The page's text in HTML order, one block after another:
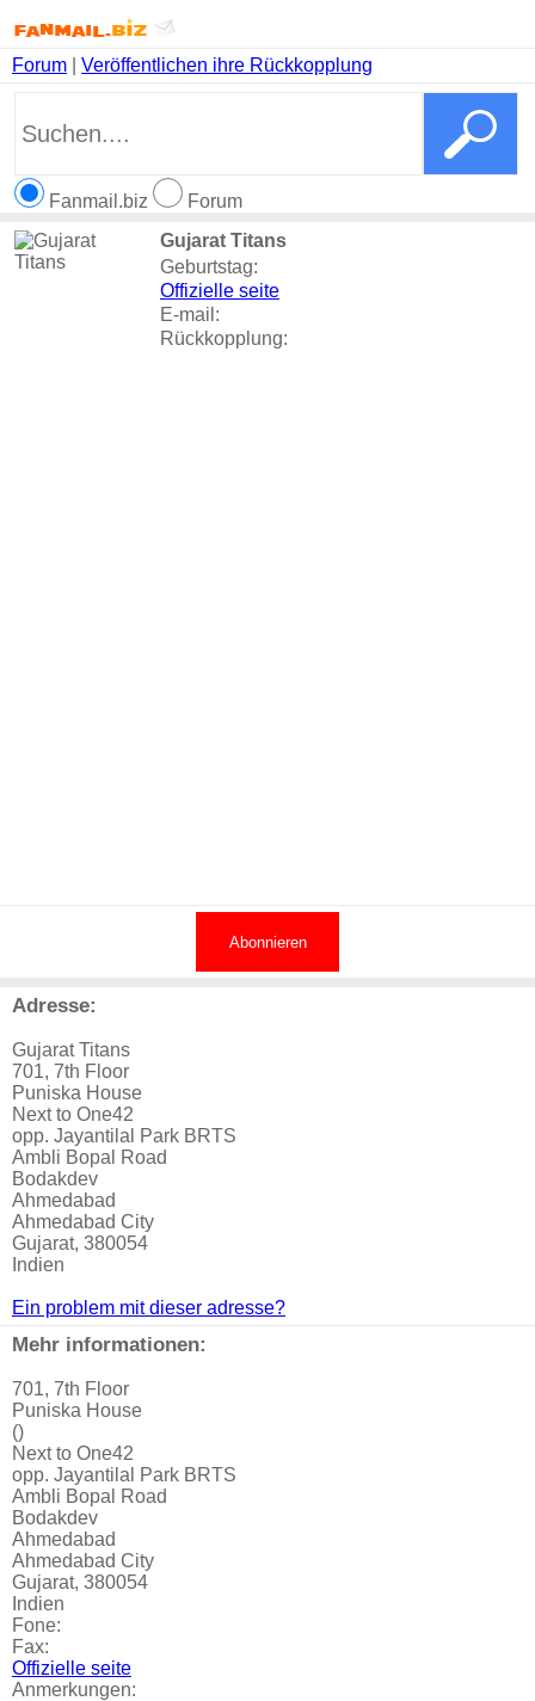
Forum Veröffentlichen ihre Rückkopplung
Fanmail.biz
Forum
Gujarat Titans
Geburtstag:
Offizielle seite
E-mail:
Rückkopplung:
Abonnieren
Adresse:
Gujarat Titans
701, 7th Floor
Puniska House
Next to One42
opp. Jayantilal Park BRTS
Ambli Bopal Road
Bodakdev
Ahmedabad
Ahmedabad City
Gujarat, 380054
Indien
Ein problem mit dieser adresse?
Mehr informationen:
701, 7th Floor
Puniska House
()
Next to One42
opp. Jayantilal Park BRTS
Ambli Bopal Road
Bodakdev
Ahmedabad
Ahmedabad City
Gujarat, 380054
Indien
Fone:
Fax:
Offizielle seite
Anmerkungen: